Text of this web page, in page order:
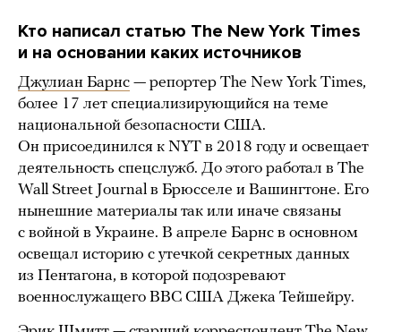
Кто написал статью The New York Times
и на основании каких источников
Джулиан Барнс — репортер The New York Times,
более 17 лет специализирующийся на теме
национальной безопасности США.
Он присоединился к NYT в 2018 году и освещает
деятельность спецслужб. До этого работал в The
Wall Street Journal в Брюсселе и Вашингтоне. Его
нынешние материалы так или иначе связаны
с войной в Украине. В апреле Барнс в основном
освещал историю с утечкой секретных данных
из Пентагона, в которой подозревают
военнослужащего ВВС США Джека Тейшейру.